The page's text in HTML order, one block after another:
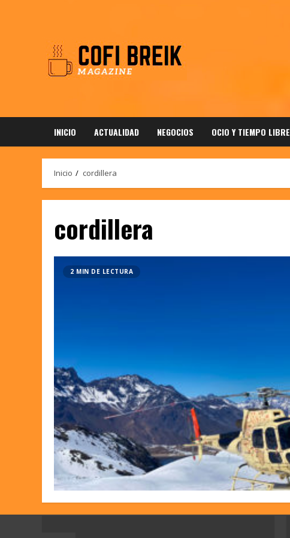
INICIO ACTUALIDAD NEGOCIOS OCIO Y TIEMPO LIBRE
Inicio cordillera
cordillera
2 MIN DE LECTURA